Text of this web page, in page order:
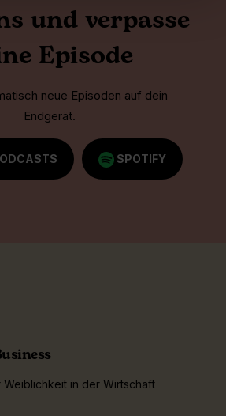
und verpasse
Episode
neue Episoden auf dein
Endgerät.
SPOTIFY
in der Wirtschaft